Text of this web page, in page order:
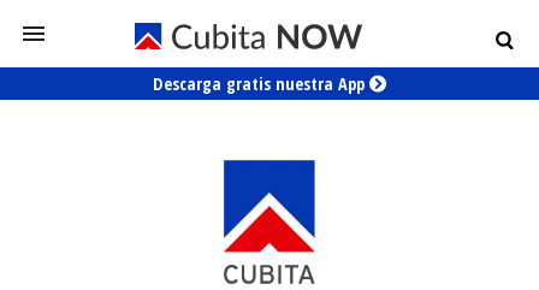
Descarga gratis nuestra App